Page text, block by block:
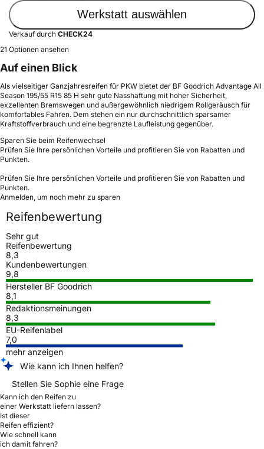
Werkstatt auswählen
Verkauf durch CHECK24
21 Optionen ansehen
Auf einen Blick
Als vielseitiger Ganzjahresreifen für PKW bietet der BF Goodrich Advantage All
Season 195/55 R15 85 H sehr gute Nasshaftung mit hoher Sicherheit,
exzellenten Bremswegen und außergewöhnlich niedrigem Rollgeräusch für
komfortables Fahren. Dem stehen ein nur durchschnittlich sparsamer
Kraftstoffverbrauch und eine begrenzte Laufleistung gegenüber.
Sparen Sie beim Reifenwechsel
Prüfen Sie Ihre persönlichen Vorteile und profitieren Sie von Rabatten und
Punkten.
Prüfen Sie Ihre persönlichen Vorteile und profitieren Sie von Rabatten und
Punkten.
Anmelden, um noch mehr zu sparen
Reifenbewertung
Sehr gut
Reifenbewertung
8,3
Kundenbewertungen
9,8
Hersteller BF Goodrich
8,1
Redaktionsmeinungen
8,3
EU-Reifenlabel
7,0
mehr anzeigen
Wie kann ich Ihnen helfen?
Stellen Sie Sophie eine Frage
Kann ich den Reifen zu
einer Werkstatt liefern lassen?
Ist dieser
Reifen effizient?
Wie schnell kann
ich damit fahren?